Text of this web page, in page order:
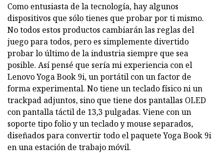
Como entusiasta de la tecnología, hay algunos
dispositivos que sólo tienes que probar por ti mismo.
No todos estos productos cambiarán las reglas del
juego para todos, pero es simplemente divertido
probar lo último de la industria siempre que sea
posible. Así pensé que sería mi experiencia con el
Lenovo Yoga Book 9i, un portátil con un factor de
forma experimental. No tiene un teclado físico ni un
trackpad adjuntos, sino que tiene dos pantallas OLED
con pantalla táctil de 13,3 pulgadas. Viene con un
soporte tipo folio y un teclado y mouse separados,
diseñados para convertir todo el paquete Yoga Book 9i
en una estación de trabajo móvil.